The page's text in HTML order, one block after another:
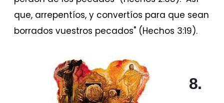
que, arrepentíos, y convertíos para que sean
borrados vuestros pecados" (Hechos 3:19).
8.